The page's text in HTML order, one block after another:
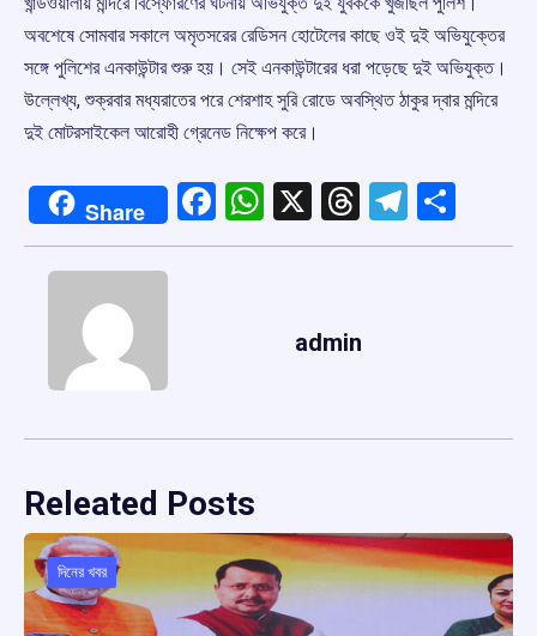
অবশেষে সোমবার সকালে অমৃতসরের রেডিসন হোটেলের কাছে ওই দুই অভিযুক্তের
সঙ্গে পুলিশের এনকাউন্টার শুরু হয়। সেই এনকাউন্টারের ধরা পড়েছে দুই অভিযুক্ত।
উল্লেখ্য, শুক্রবার মধ্যরাতের পরে শেরশাহ সুরি রোডে অবস্থিত ঠাকুর দ্বার মন্দিরে
দুই মোটরসাইকেল আরোহী গ্রেনেড নিক্ষেপ করে।
Share Facebook
WhatsApp
X Threads
admin
Releated Posts
দিনের খবর